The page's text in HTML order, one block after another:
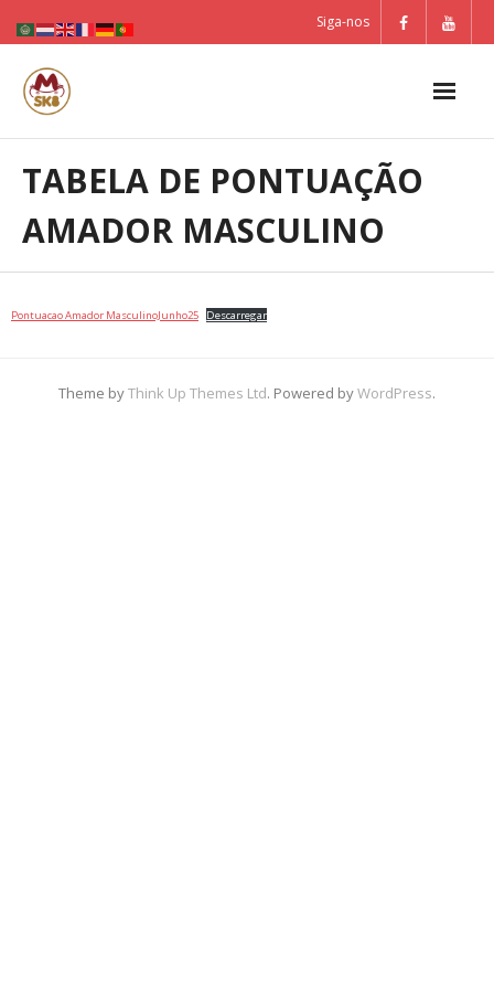
Siga-nos
TABELA DE PONTUAÇÃO
AMADOR MASCULINO
Pontuacao Amador MasculinoJunho25 Descarregar
Theme byThink Up Themes Ltd. Powered byWordPress.